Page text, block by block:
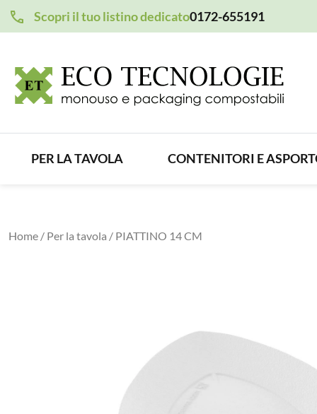
Scopri il tuo listino dedicato0172-655191
PER LA TAVOLA CONTENITORI E
Home / Per la tavola / PIATTINO 14 CM